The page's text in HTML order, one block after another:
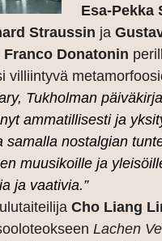
Esa-Pekka
Straussin ja
Franco Donatonin
villiintyvä
Tukholman
ammatillisesti ja
samalla nostalgian
muusikoille ja
ja vaativia.”
Cho Liang
Lachen